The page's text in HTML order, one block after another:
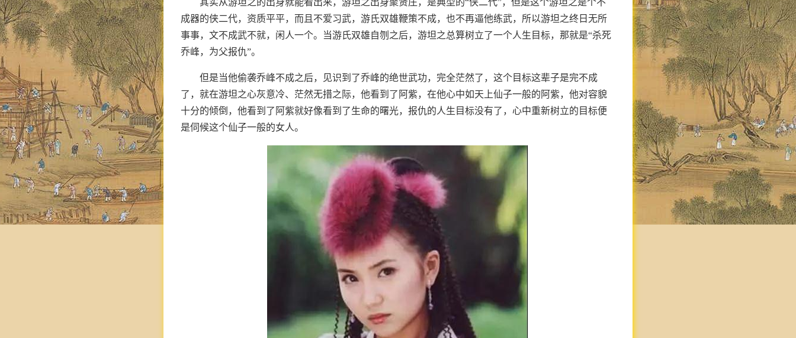
其实从游坦之的出身就能看出来，游坦之出身聚贤庄，是典型的“侠二代”，但是这个游坦之是个不
成器的侠二代，资质平平，而且不爱习武，游氏双雄鞭策不成，也不再逼他练武，所以游坦之终日无所
事事，文不成武不就，闲人一个。当游氏双雄自刎之后，游坦之总算树立了一个人生目标，那就是“杀死
乔峰，为父报仇”。
但是当他偷袭乔峰不成之后，见识到了乔峰的绝世武功，完全茫然了，这个目标这辈子是完不成
了，就在游坦之心灰意冷、茫然无措之际，他看到了阿紫，在他心中如天上仙子一般的阿紫，他对容貌
十分的倾倒，他看到了阿紫就好像看到了生命的曙光，报仇的人生目标没有了，心中重新树立的目标便
是伺候这个仙子一般的女人。